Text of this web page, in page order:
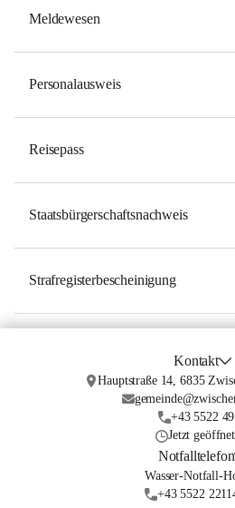
Meldewesen
Personalausweis
Reisepass
Staatsbürgerschaftsnachweis
Strafregisterbescheinigung
Kontakt
Hauptstraße 14, 6835
+43 5522
Jetzt geöffnet
Notfalltelefon
Wasser-Notfall-
+43 5522